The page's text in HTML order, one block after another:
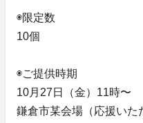
◉限定数
10個
◉ご提供時期
10月27日（金）11時〜
鎌倉市某会場（応援いた